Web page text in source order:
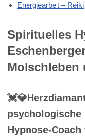
Energiearbeit – Reiki
Spirituelles
Molschleben
psychologische
Hypnose-